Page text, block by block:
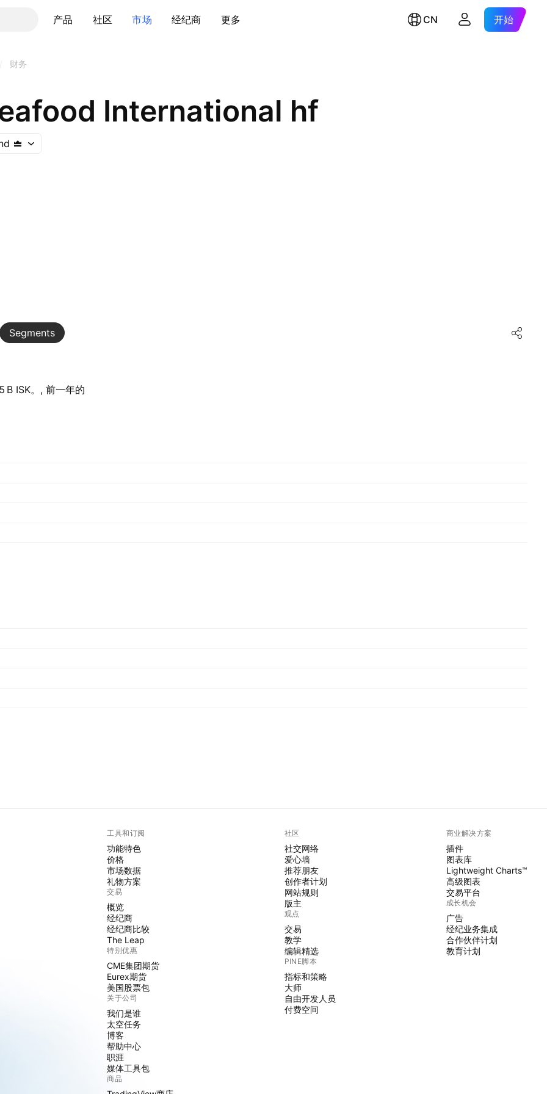
产品 社区 市场 经纪商 更多 CN 开始
财务
International hf
Segments
B‬ ISK。, 前一年的‪
工具和订阅
功能特色
价格
市场数据
礼物方案
交易
概览
经纪商
经纪商比较
The Leap
特别优惠
CME集团期货
Eurex期货
美国股票包
关于公司
我们是谁
太空任务
博客
帮助中心
职涯
媒体工具包
商品
社区
社交网络
爱心墙
推荐朋友
创作者计划
网站规则
版主
观点
交易
教学
编辑精选
PINE脚本
指标和策略
大师
自由开发人员
付费空间
商业解决方案
插件
图表库
Lightweight Charts™
高级图表
交易平台
成长机会
广告
经纪业务集成
合作伙伴计划
教育计划